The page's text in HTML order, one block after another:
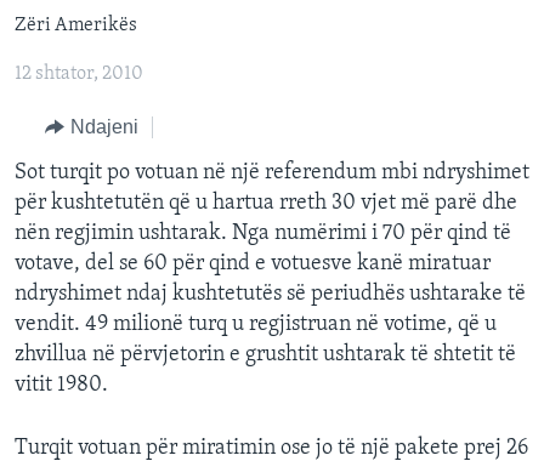
faqja
Kalo
kërkimi
BALLKANI
EVROPA
BOTA
MJEDISI
KULTURË
SHKENCË DHE TEKNOLOGJI
SHËNDETËSI
INTERVISTA
DITARI
FOLLOW US
Gjuhët
Zëri Amerikës
12 shtator, 2010
Ndajeni
Sot turqit po votuan në një referendum mbi ndryshimet
për kushtetutën që u hartua rreth 30 vjet më parë dhe
nën regjimin ushtarak. Nga numërimi i 70 për qind të
votave, del se 60 për qind e votuesve kanë miratuar
ndryshimet ndaj kushtetutës së periudhës ushtarake të
vendit. 49 milionë turq u regjistruan në votime, që u
zhvillua në përvjetorin e grushtit ushtarak të shtetit të
vitit 1980.
Turqit votuan për miratimin ose jo të një pakete prej 26